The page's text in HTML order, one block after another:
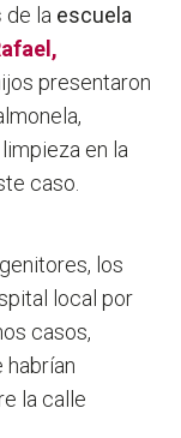
de la escuela
,
presentaron
en la
caso.
los
local por
casos,
habrían
la calle